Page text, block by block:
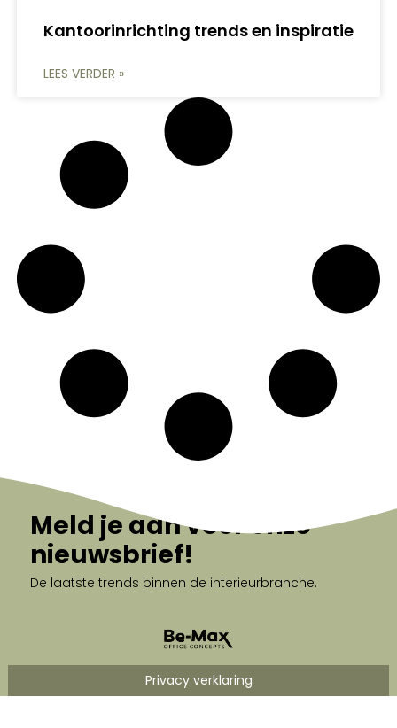
Kantoorinrichting trends en inspiratie
LEES VERDER »
Meld je aan voor onze
nieuwsbrief!
De laatste trends binnen de interieurbranche.
Privacy verklaring